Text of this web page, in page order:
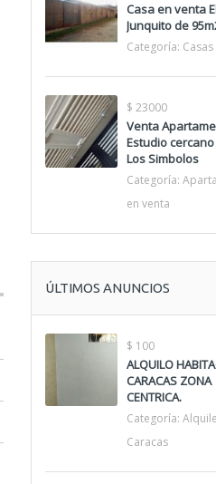
Casa en venta
Junquito de
Categoría:
$ 23000
Venta
Estudio
Los Simbolos
Categoría:
en venta
ÚLTIMOS ANUNCIOS
$ 100
ALQUILO
CARACAS ZONA
CENTRICA.
Categoría:
Caracas